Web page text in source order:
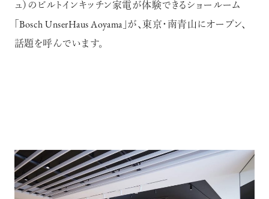
ュ）のビルトインキッチン家電が体験できるショールーム
｢Bosch UnserHaus Aoyama｣が、東京･南青山にオープン、
話題を呼んでいます。